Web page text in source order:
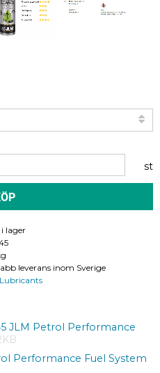
st
lager
leverans inom Sverige
JLM Petrol Performance
Performance Fuel System